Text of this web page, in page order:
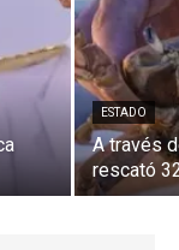
ESTADO
A través
rescató